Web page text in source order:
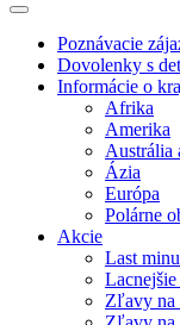
Poznávacie
Dovolenky s
Informácie o
Afrika
Amerika
Austrália
Ázia
Európa
Polárne
Akcie
Last
Zľavy na